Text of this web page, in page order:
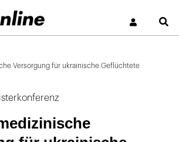
Versorgung für ukrainische Geflüchtete